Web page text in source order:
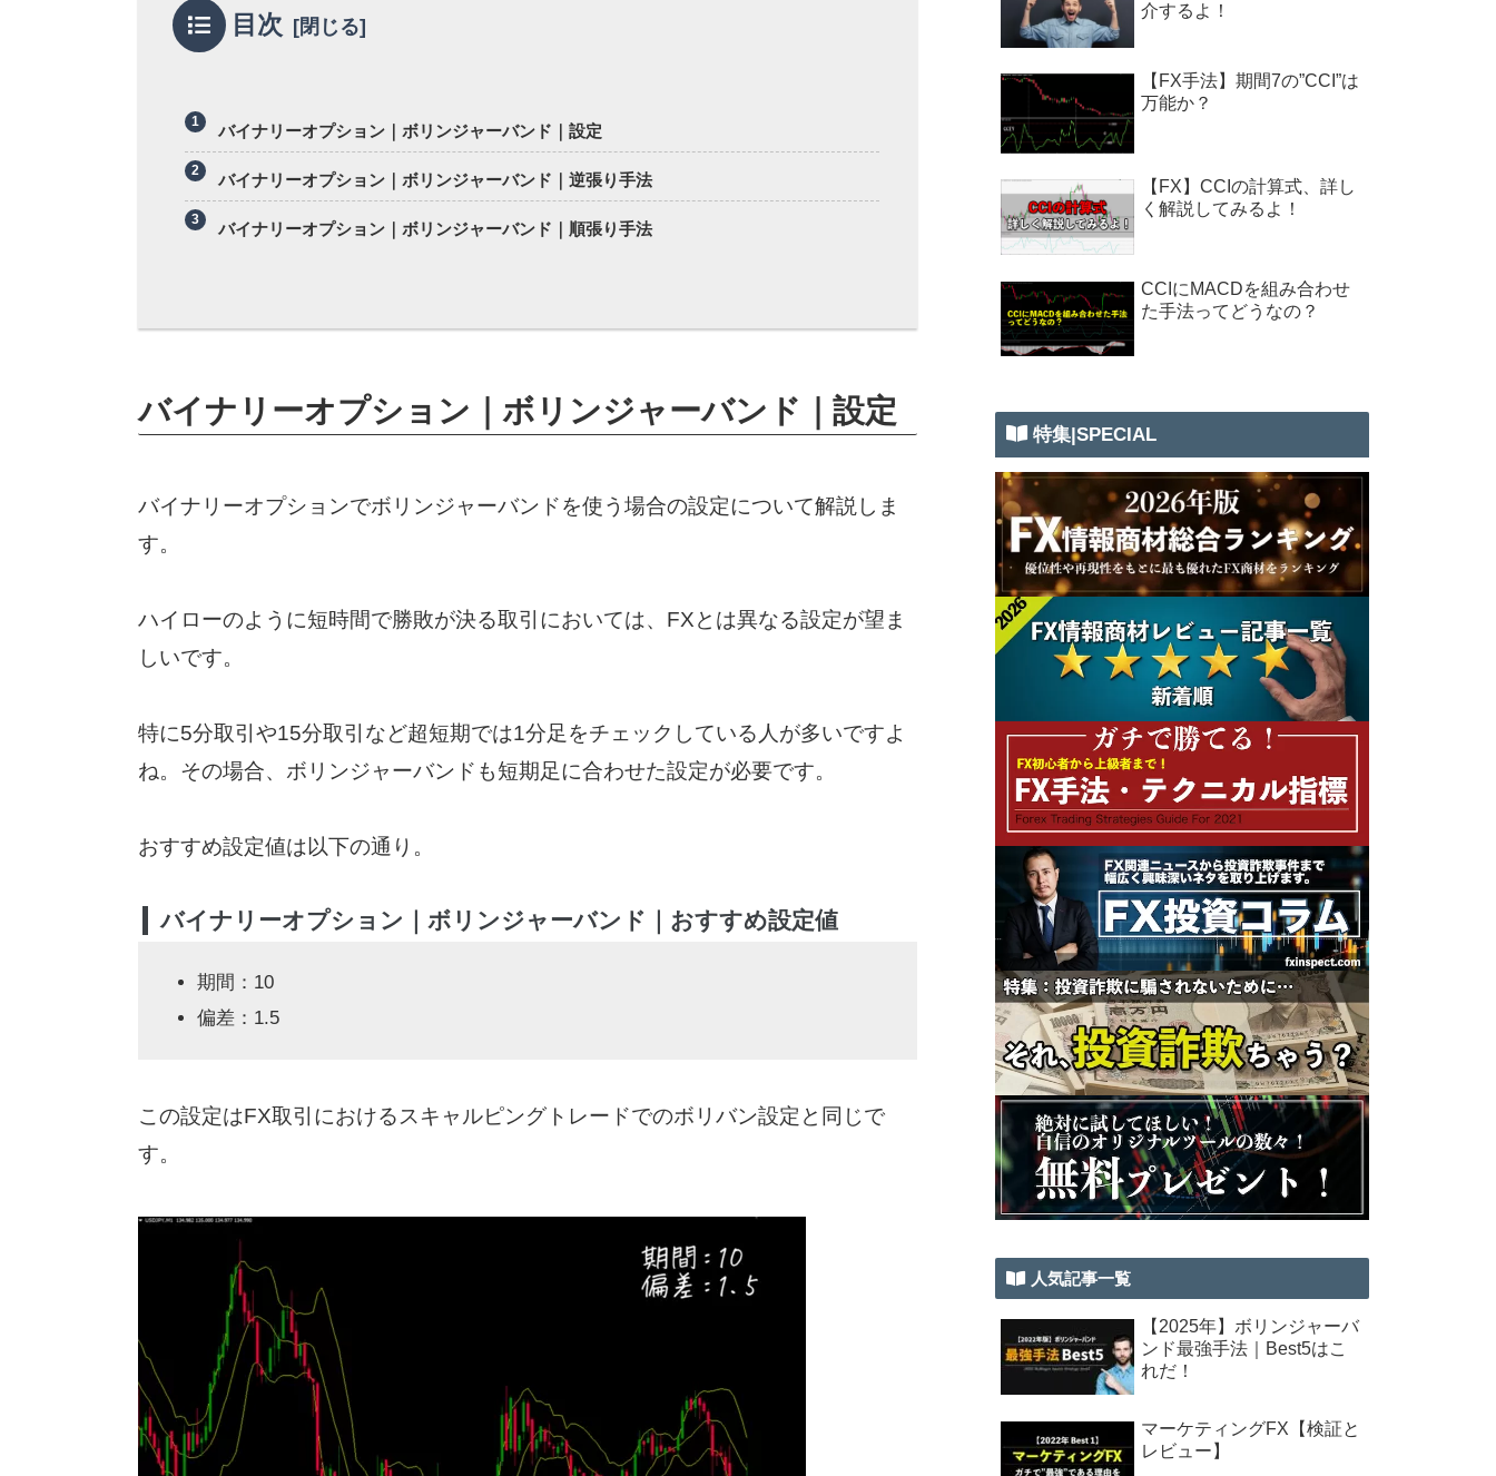
目次
バイナリーオプション｜ボリンジャーバンド｜設定
バイナリーオプション｜ボリンジャーバンド｜逆張り手法
バイナリーオプション｜ボリンジャーバンド｜順張り手法
バイナリーオプション｜ボリンジャーバンド｜設定
バイナリーオプションでボリンジャーバンドを使う場合の設定について解説しま
す。
ハイローのように短時間で勝敗が決る取引においては、FXとは異なる設定が望ま
しいです。
特に5分取引や15分取引など超短期では1分足をチェックしている人が多いですよ
ね。その場合、ボリンジャーバンドも短期足に合わせた設定が必要です。
おすすめ設定値は以下の通り。
バイナリーオプション｜ボリンジャーバンド｜おすすめ設定値
期間：10
偏差：1.5
この設定はFX取引におけるスキャルピングトレードでのボリバン設定と同じで
す。
介するよ！
【FX手法】期間7の”CCI”は
万能か？
【FX】CCIの計算式、詳し
く解説してみるよ！
CCIにMACDを組み合わせ
た手法ってどうなの？
特集|SPECIAL
人気記事一覧
【2025年】ボリンジャーバ
ンド最強手法｜Best5はこ
れだ！
マーケティングFX【検証と
レビュー】